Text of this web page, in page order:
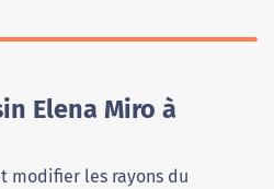
Elena Miro à
modifier les rayons du